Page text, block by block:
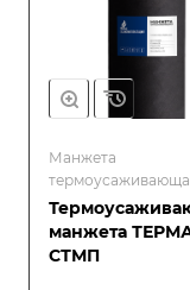
Манжета
манжета
СТМП